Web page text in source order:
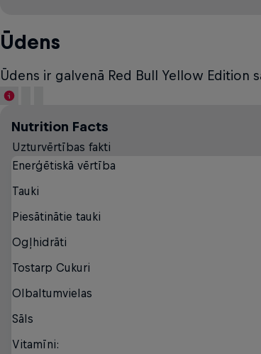
Ūdens
Ūdens ir galvenā Red Bull Yellow Edition
Nutrition Facts
Uzturvērtības fakti
Enerģētiskā vērtība
Tauki
Piesātinātie tauki
Ogļhidrāti
Tostarp Cukuri
Olbaltumvielas
Sāls
Vitamīni: